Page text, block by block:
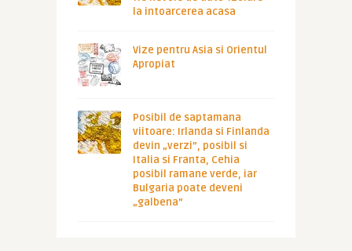
la intoarcerea acasa
Vize pentru Asia si Orientul
Apropiat
Posibil de saptamana
viitoare: Irlanda si Finlanda
devin „verzi”, posibil si
Italia si Franta, Cehia
posibil ramane verde, iar
Bulgaria poate deveni
„galbena”